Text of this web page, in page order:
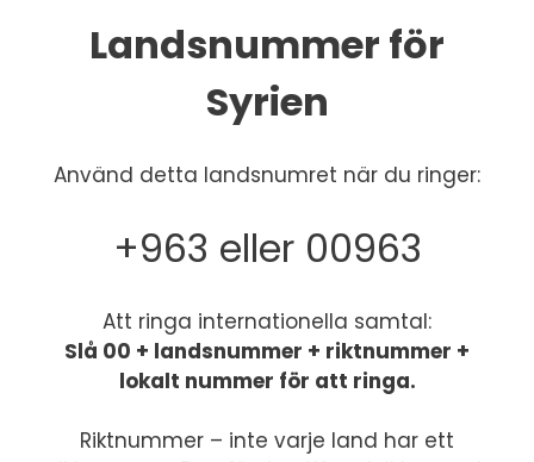
Landsnummer för
Syrien
Använd detta landsnumret när du ringer:
+963 eller 00963
Att ringa internationella samtal:
Slå 00 + landsnummer + riktnummer +
lokalt nummer för att ringa.
Riktnummer – inte varje land har ett